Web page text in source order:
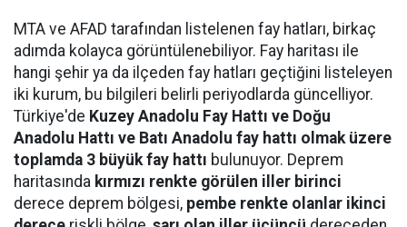
MTA ve AFAD tarafından listelenen fay hatları, birkaç
adımda kolayca görüntülenebiliyor. Fay haritası ile
hangi şehir ya da ilçeden fay hatları geçtiğini listeleyen
iki kurum, bu bilgileri belirli periyodlarda güncelliyor.
Türkiye'de Kuzey Anadolu Fay Hattı ve Doğu
Anadolu Hattı ve Batı Anadolu fay hattı olmak üzere
toplamda 3 büyük fay hattı bulunuyor. Deprem
haritasında kırmızı renkte görülen iller birinci
derece deprem bölgesi, pembe renkte olanlar ikinci